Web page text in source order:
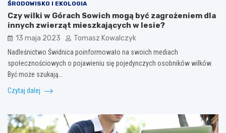
ŚRODOWISKO I EKOLOGIA
Czy wilki w Górach Sowich mogą być zagrożeniem dla
innych zwierząt mieszkających w lesie?
13 maja 2023 Tomasz Kowalczyk
Nadleśnictwo Świdnica poinformowało na swoich mediach
społecznościowych o pojawieniu się pojedynczych osobników wilków.
Być może szukają…
Czytaj dalej